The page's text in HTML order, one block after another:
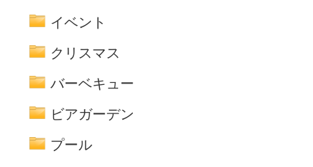
イベント
クリスマス
バーベキュー
ビアガーデン
プール